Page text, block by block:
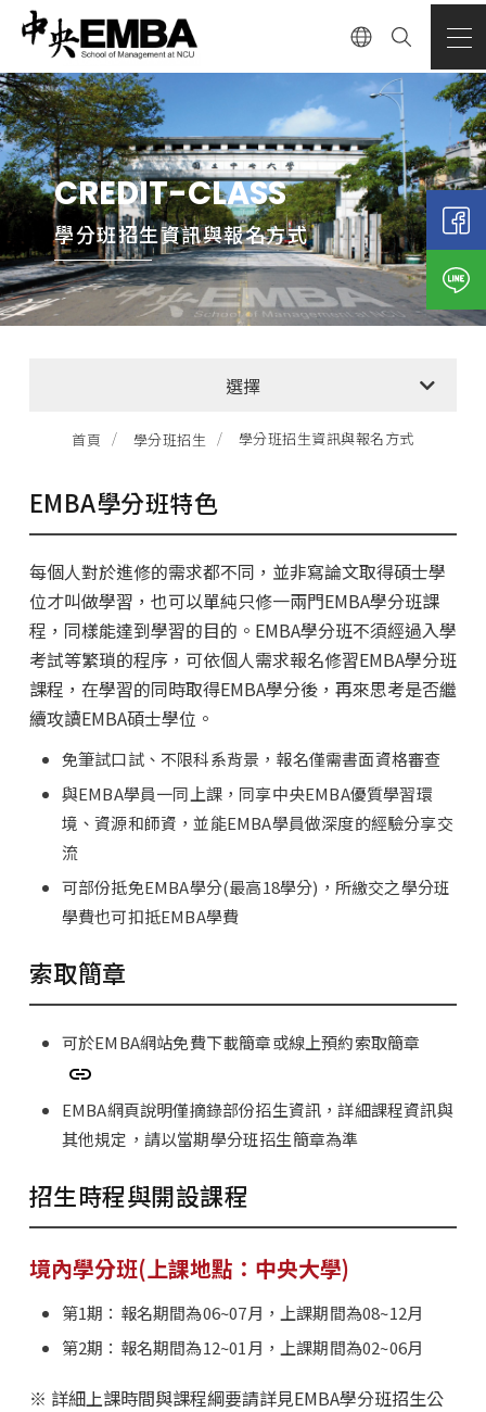
CREDIT-CLASS
學分班招生資訊與報名方式
選擇
學分班最新消息
學分班招生資訊與報名方式
學分班簡章下載/預約索取
首頁 學分班招生 學分班招生資訊與報名方式
EMBA學分班特色
每個人對於進修的需求都不同，並非寫論文取得碩士學
位才叫做學習，也可以單純只修一兩門EMBA學分班課
程，同樣能達到學習的目的。EMBA學分班不須經過入學
考試等繁瑣的程序，可依個人需求報名修習EMBA學分班
課程，在學習的同時取得EMBA學分後，再來思考是否繼
續攻讀EMBA碩士學位。
免筆試口試、不限科系背景，報名僅需書面資格審查
與EMBA學員一同上課，同享中央EMBA優質學習環
境、資源和師資，並能EMBA學員做深度的經驗分享交
流
可部份抵免EMBA學分(最高18學分)，所繳交之學分班
學費也可扣抵EMBA學費
索取簡章
可於EMBA網站免費下載簡章或線上預約索取簡章
EMBA網頁說明僅摘錄部份招生資訊，詳細課程資訊與
其他規定，請以當期學分班招生簡章為準
招生時程與開設課程
境內學分班(上課地點：中央大學)
第1期：報名期間為06~07月，上課期間為08~12月
第2期：報名期間為12~01月，上課期間為02~06月
※ 詳細上課時間與課程綱要請詳見EMBA學分班招生公